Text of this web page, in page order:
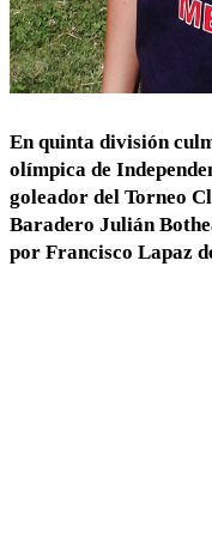
En quinta división
olímpica de
goleador del Torneo
Baradero Julián
por Francisco Lapaz